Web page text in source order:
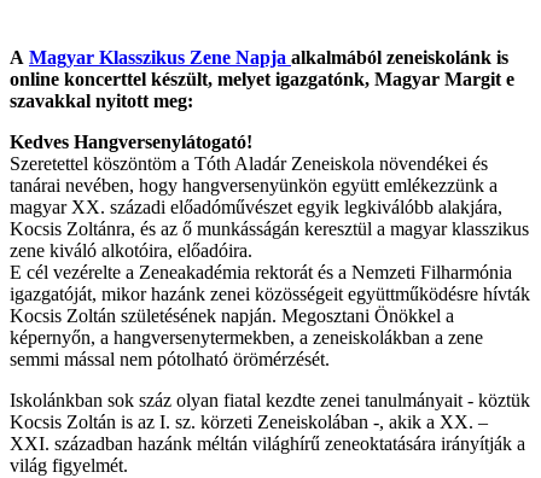
A Magyar Klasszikus Zene Napja alkalmából zeneiskolánk is
online koncerttel készült, melyet igazgatónk, Magyar Margit e
szavakkal nyitott meg:
Kedves Hangversenylátogató!
Szeretettel köszöntöm a Tóth Aladár Zeneiskola növendékei és
tanárai nevében, hogy hangversenyünkön együtt emlékezzünk a
magyar XX. századi előadóművészet egyik legkiválóbb alakjára,
Kocsis Zoltánra, és az ő munkásságán keresztül a magyar klasszikus
zene kiváló alkotóira, előadóira.
E cél vezérelte a Zeneakadémia rektorát és a Nemzeti Filharmónia
igazgatóját, mikor hazánk zenei közösségeit együttműködésre hívták
Kocsis Zoltán születésének napján. Megosztani Önökkel a
képernyőn, a hangversenytermekben, a zeneiskolákban a zene
semmi mással nem pótolható örömérzését.
Iskolánkban sok száz olyan fiatal kezdte zenei tanulmányait - köztük
Kocsis Zoltán is az I. sz. körzeti Zeneiskolában -, akik a XX. –
XXI. században hazánk méltán világhírű zeneoktatására irányítják a
világ figyelmét.